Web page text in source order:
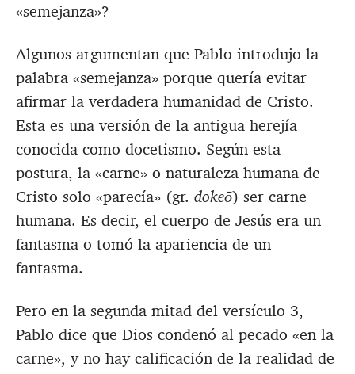
«semejanza»?
Algunos argumentan que Pablo introdujo la
palabra «semejanza» porque quería evitar
afirmar la verdadera humanidad de Cristo.
Esta es una versión de la antigua herejía
conocida como docetismo. Según esta
postura, la «carne» o naturaleza humana de
Cristo solo «parecía» (gr. dokeō) ser carne
humana. Es decir, el cuerpo de Jesús era un
fantasma o tomó la apariencia de un
fantasma.
Pero en la segunda mitad del versículo 3,
Pablo dice que Dios condenó al pecado «en la
carne», y no hay calificación de la realidad de